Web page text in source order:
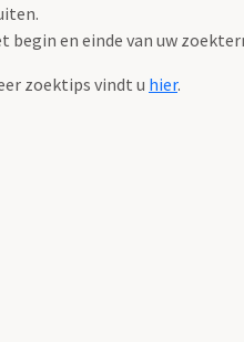
begin en einde van uw
zoektips vindt u hier.